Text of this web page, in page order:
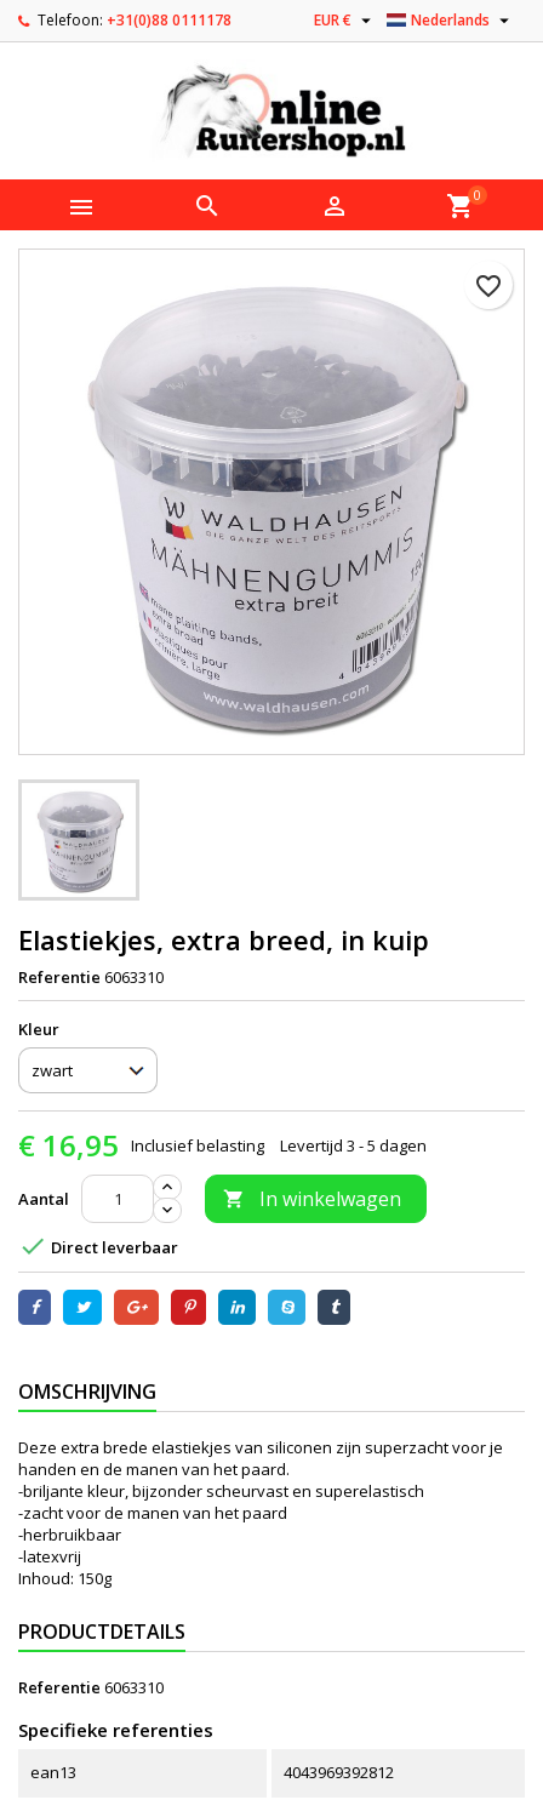
Telefoon: +31(0)88 0111178 Nederlands 
EUR € 
   shopping_cart0
favorite_border
Elastiekjes, extra breed, in kuip
Referentie 6063310
Kleur
€ 16,95 Inclusief belasting Levertijd 3 - 5 dagen
Aantal  In winkelwagen
 Direct leverbaar
OMSCHRIJVING
Deze extra brede elastiekjes van siliconen zijn superzacht voor je
handen en de manen van het paard.
-briljante kleur, bijzonder scheurvast en superelastisch
-zacht voor de manen van het paard
-herbruikbaar
-latexvrij
Inhoud: 150g
PRODUCTDETAILS
Referentie 6063310
Specifieke referenties
ean13 4043969392812